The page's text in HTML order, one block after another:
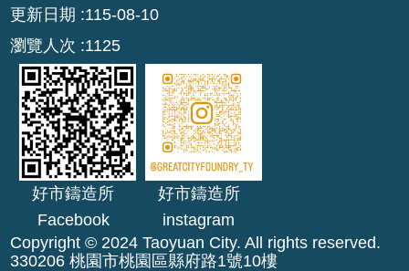
c
e
b
o
k
n
a
更新日期
115-08-10
瀏覽人次
1125
好市鑄造所
Facebook
好市鑄造所
instagram
Copyright © 2024 Taoyuan City. All rights reserved.
330206 桃園市桃園區縣府路1號10樓